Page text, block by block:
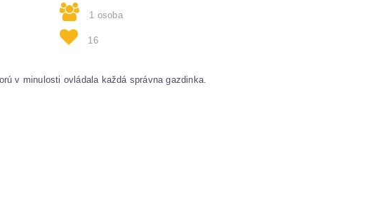
1 osoba
16
v minulosti ovládala každá správna gazdinka.